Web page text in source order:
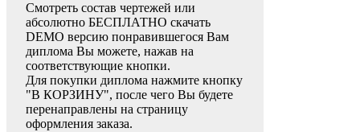
Смотреть состав чертежей или
абсолютно БЕСПЛАТНО скачать
DEMO версию понравившегося Вам
диплома Вы можете, нажав на
соответствующие кнопки.
Для покупки диплома нажмите кнопку
"В КОРЗИНУ", после чего Вы будете
перенаправлены на страницу
оформления заказа.